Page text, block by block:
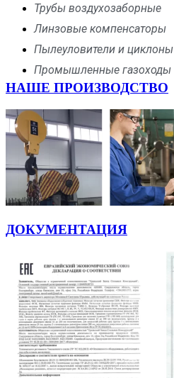
Трубы воздухозаборные
Линзовые компенсаторы
Пылеуловители и циклоны
Промышленные газоходы
НАШЕ ПРОИЗВОДСТВО
ДОКУМЕНТАЦИЯ